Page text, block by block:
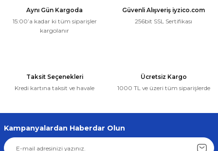
Aynı Gün Kargoda
15:00’a kadar ki tüm siparişler
kargolanır
Güvenli Alışveriş iyzico.com
256bit SSL Sertifikası
Taksit Seçenekleri
Kredi kartına taksit ve havale
Ücretsiz Kargo
1000 TL ve üzeri tüm siparişlerde
Kampanyalardan Haberdar Olun